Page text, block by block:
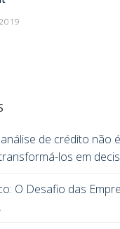
de crédito não
los em
O Desafio das